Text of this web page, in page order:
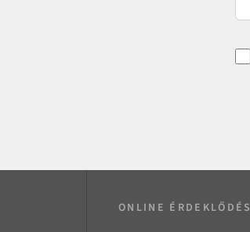
ONLINE ÉRDEKLŐDÉS